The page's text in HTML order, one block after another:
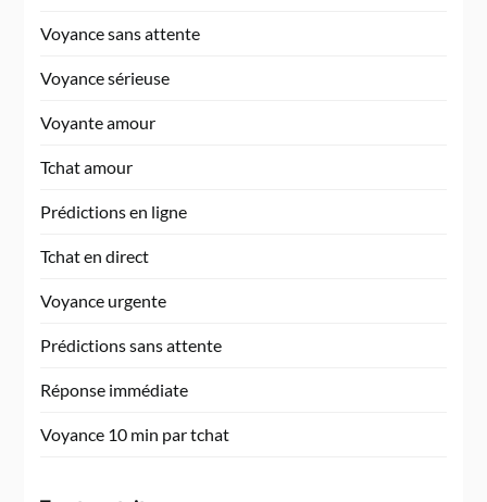
Voyance sans attente
Voyance sérieuse
Voyante amour
Tchat amour
Prédictions en ligne
Tchat en direct
Voyance urgente
Prédictions sans attente
Réponse immédiate
Voyance 10 min par tchat